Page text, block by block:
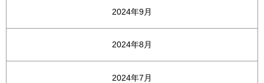
2024年9月
2024年8月
2024年7月